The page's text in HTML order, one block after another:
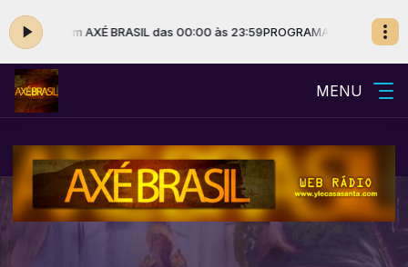
SANTA com AXÉ BRASIL das 00:00 às 23:59PROGRAMA AXÉ BRASIL -
MENU